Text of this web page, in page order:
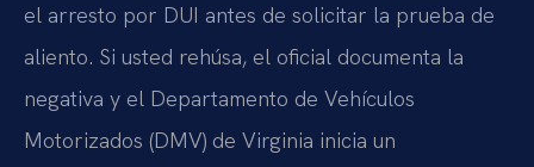
el arresto por DUI antes de solicitar la prueba de
aliento. Si usted rehúsa, el oficial documenta la
negativa y el Departamento de Vehículos
Motorizados (DMV) de Virginia inicia un